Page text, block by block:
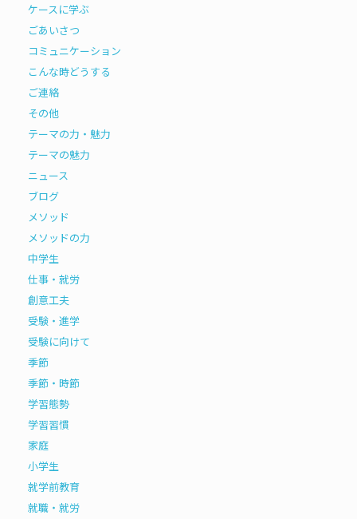
ケースに学ぶ
ごあいさつ
コミュニケーション
こんな時どうする
ご連絡
その他
テーマの力・魅力
テーマの魅力
ニュース
ブログ
メソッド
メソッドの力
中学生
仕事・就労
創意工夫
受験・進学
受験に向けて
季節
季節・時節
学習態勢
学習習慣
家庭
小学生
就学前教育
就職・就労